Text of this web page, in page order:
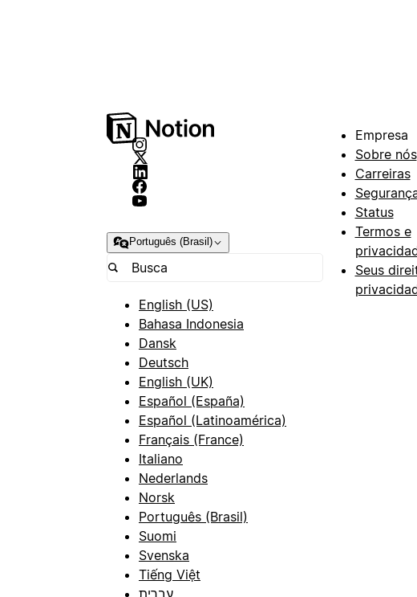
Português (Brasil)
English (US)
Bahasa Indonesia
Dansk
Deutsch
English (UK)
Español (España)
Español (Latinoamérica)
Français (France)
Italiano
Nederlands
Norsk
Português (Brasil)
Suomi
Svenska
Tiếng Việt
עברית
Empresa
Sobre nós
Carreiras
Status
Termos e
Seus